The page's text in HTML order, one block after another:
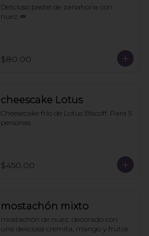
Delicioso pastel de zanahoria con
nuez.🥕
$80.00
cheescake Lotus
Cheesecake frío de Lotus Biscoff. Para 5
personas
$450.00
mostachón mixto
mostachón de nuez, decorado con
una deliciosa cremita, mango y frutos